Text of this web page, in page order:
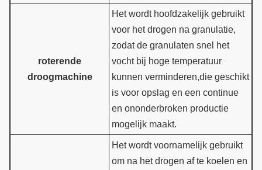
roterende
droogmachine
Het wordt hoofdzakelijk gebruikt
voor het drogen na granulatie,
zodat de granulaten snel het
vocht bij hoge temperatuur
kunnen verminderen,die geschikt
is voor opslag en een continue
en ononderbroken productie
mogelijk maakt.
Het wordt voornamelijk gebruikt
om na het drogen af te koelen en